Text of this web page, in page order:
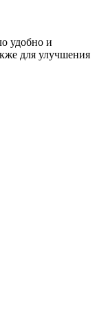
удобно и
для улучшения